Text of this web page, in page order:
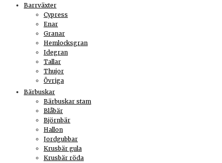
Barrväxter
Cypress
Enar
Granar
Hemlocksgran
Idegran
Tallar
Thujor
Övriga
Bärbuskar
Bärbuskar stam
Blåbär
Björnbär
Hallon
Jordgubbar
Krusbär gula
Krusbär röda